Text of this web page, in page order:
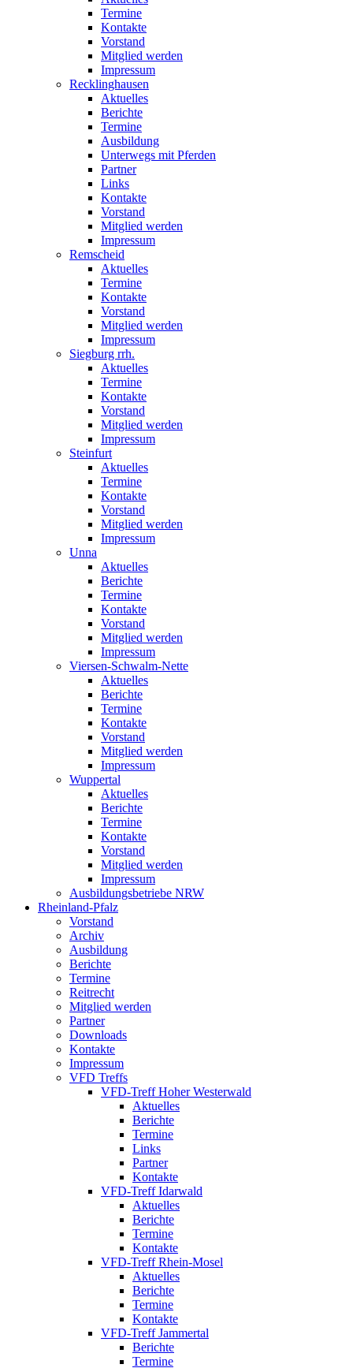
Termine
Kontakte
Vorstand
Mitglied werden
Impressum
Recklinghausen
Aktuelles
Berichte
Termine
Ausbildung
Unterwegs mit Pferden
Partner
Links
Kontakte
Vorstand
Mitglied werden
Impressum
Remscheid
Aktuelles
Termine
Kontakte
Vorstand
Mitglied werden
Impressum
Siegburg rrh.
Aktuelles
Termine
Kontakte
Vorstand
Mitglied werden
Impressum
Steinfurt
Aktuelles
Termine
Kontakte
Vorstand
Mitglied werden
Impressum
Unna
Aktuelles
Berichte
Termine
Kontakte
Vorstand
Mitglied werden
Impressum
Viersen-Schwalm-Nette
Aktuelles
Berichte
Termine
Kontakte
Vorstand
Mitglied werden
Impressum
Wuppertal
Aktuelles
Berichte
Termine
Kontakte
Vorstand
Mitglied werden
Impressum
Ausbildungsbetriebe NRW
Rheinland-Pfalz
Vorstand
Archiv
Ausbildung
Berichte
Termine
Reitrecht
Mitglied werden
Partner
Downloads
Kontakte
Impressum
VFD Treffs
VFD-Treff Hoher Westerwald
Aktuelles
Berichte
Termine
Links
Partner
Kontakte
VFD-Treff Idarwald
Aktuelles
Berichte
Termine
Kontakte
VFD-Treff Rhein-Mosel
Aktuelles
Berichte
Termine
Kontakte
VFD-Treff Jammertal
Berichte
Termine